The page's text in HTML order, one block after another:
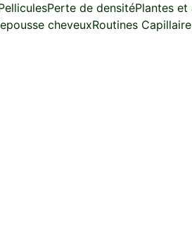
Perte de densitéPlantes
cheveuxRoutines